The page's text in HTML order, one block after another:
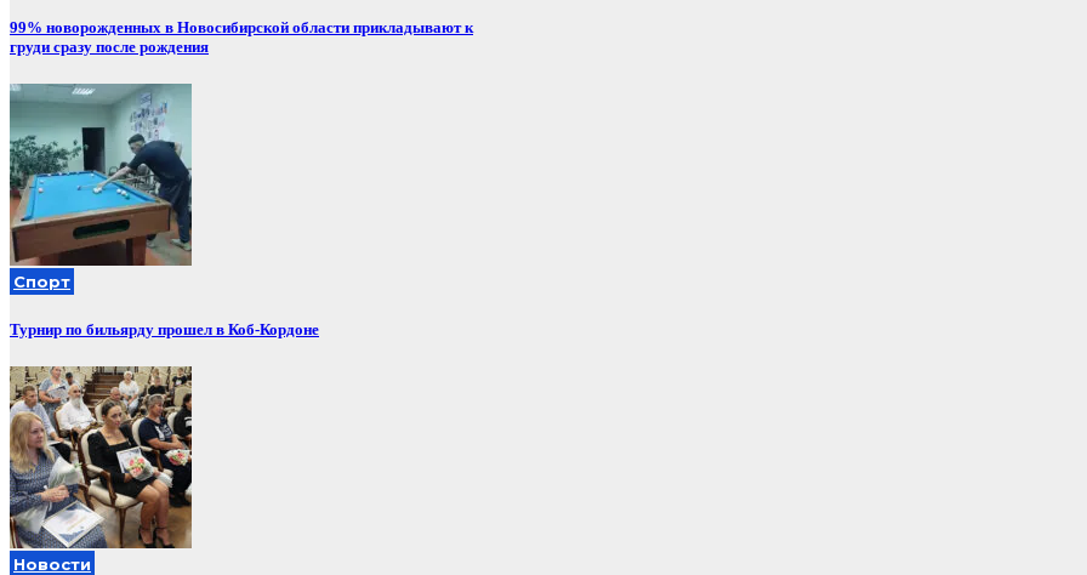
99% новорожденных в Новосибирской области прикладывают к
груди сразу после рождения
Спорт
Турнир по бильярду прошел в Коб-Кордоне
Новости